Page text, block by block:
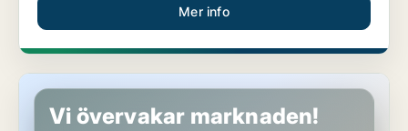
Mer info
Lägenhet i Borgholm
Vi övervakar marknaden!